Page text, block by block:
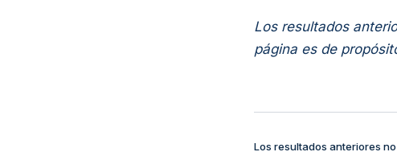
Los resultados
página es de
Los resultados anteriores